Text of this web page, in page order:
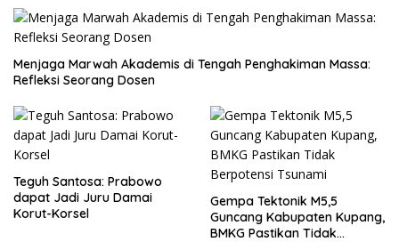
Menjaga Marwah Akademis di Tengah Penghakiman Massa:
Refleksi Seorang Dosen
Teguh Santosa: Prabowo
dapat Jadi Juru Damai
Korut-Korsel
Gempa Tektonik M5,5
Guncang Kabupaten Kupang,
BMKG Pastikan Tidak